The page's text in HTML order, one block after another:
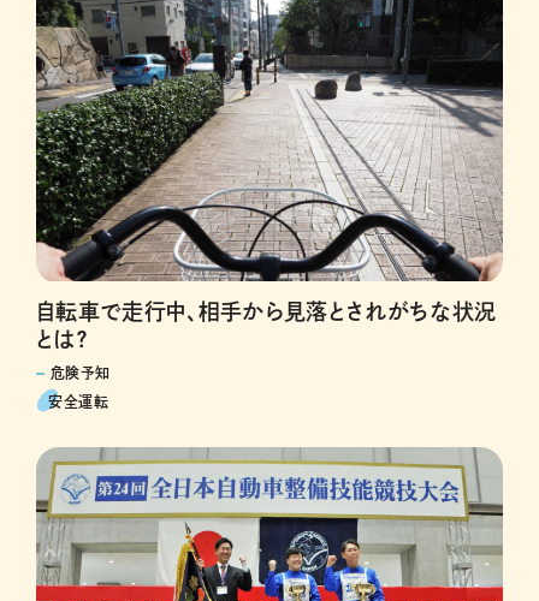
自転車で走行中、相手から見落とされがちな状況
とは？
危険予知
安全運転